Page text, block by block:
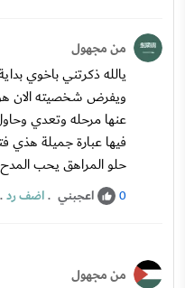
من مجهول
يالله ذكرتني باخوي
ويفرض شخصيته الان
عنها مرحله وتعدي
فيها عبارة جميلة هذي
حلو المراهق يحب المدح
0 اعجبني .اضف رد.
من مجهول